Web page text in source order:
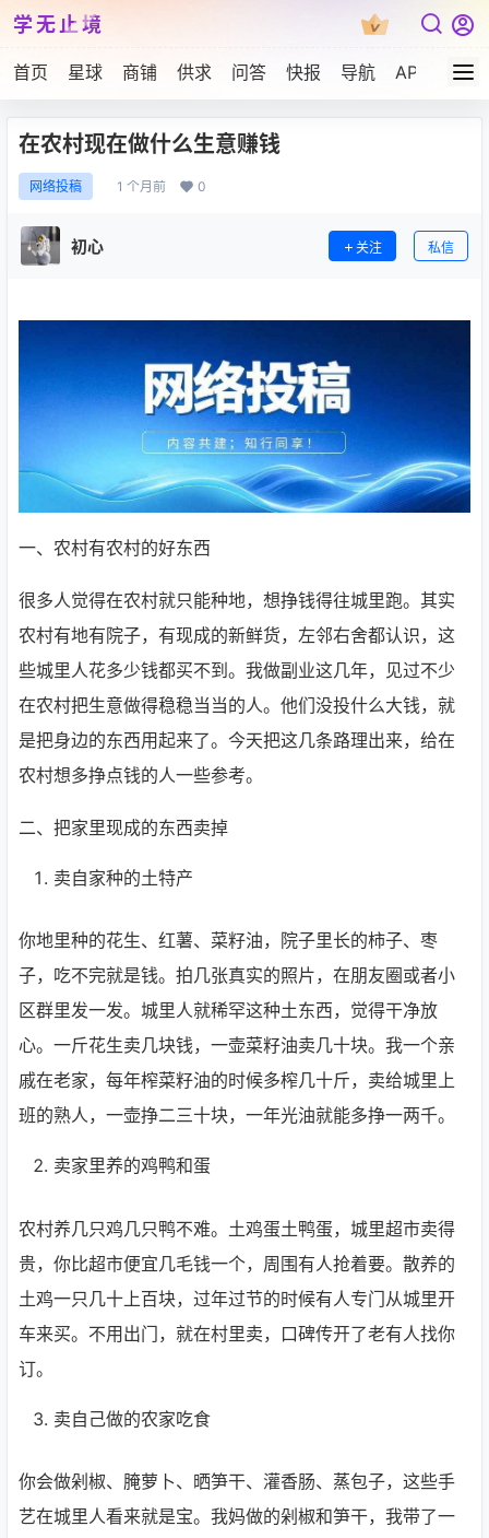
学无止境
首页 星球 商铺 供求 问答 快报 导航 APP下载
在农村现在做什么生意赚钱
网络投稿 1 个月前 0
初心 关注 私信
一、农村有农村的好东西
很多人觉得在农村就只能种地，想挣钱得往城里跑。其实
农村有地有院子，有现成的新鲜货，左邻右舍都认识，这
些城里人花多少钱都买不到。我做副业这几年，见过不少
在农村把生意做得稳稳当当的人。他们没投什么大钱，就
是把身边的东西用起来了。今天把这几条路理出来，给在
农村想多挣点钱的人一些参考。
二、把家里现成的东西卖掉
卖自家种的土特产
你地里种的花生、红薯、菜籽油，院子里长的柿子、枣
子，吃不完就是钱。拍几张真实的照片，在朋友圈或者小
区群里发一发。城里人就稀罕这种土东西，觉得干净放
心。一斤花生卖几块钱，一壶菜籽油卖几十块。我一个亲
戚在老家，每年榨菜籽油的时候多榨几十斤，卖给城里上
班的熟人，一壶挣二三十块，一年光油就能多挣一两千。
卖家里养的鸡鸭和蛋
农村养几只鸡几只鸭不难。土鸡蛋土鸭蛋，城里超市卖得
贵，你比超市便宜几毛钱一个，周围有人抢着要。散养的
土鸡一只几十上百块，过年过节的时候有人专门从城里开
车来买。不用出门，就在村里卖，口碑传开了老有人找你
订。
卖自己做的农家吃食
你会做剁椒、腌萝卜、晒笋干、灌香肠、蒸包子，这些手
艺在城里人看来就是宝。我妈做的剁椒和笋干，我带了一